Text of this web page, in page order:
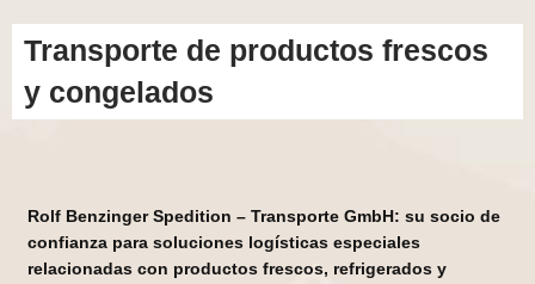
Transporte de productos frescos
y congelados
Rolf Benzinger Spedition – Transporte GmbH: su socio de
confianza para soluciones logísticas especiales
relacionadas con productos frescos, refrigerados y